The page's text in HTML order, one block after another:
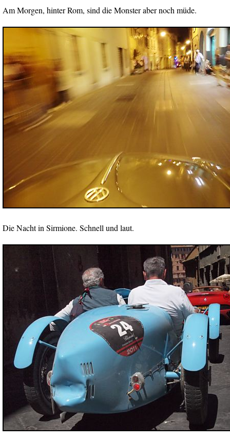
Am Morgen, hinter Rom, sind die Monster aber noch müde.
Die Nacht in Sirmione. Schnell und laut.